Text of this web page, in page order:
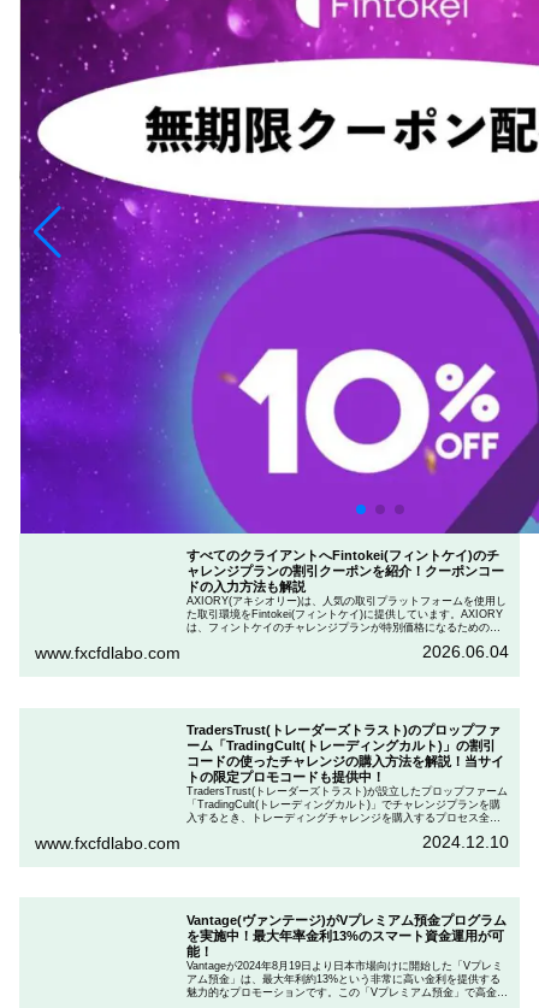
詳細はこちら
すべてのクライアントへFintokei(フィントケイ)のチ
ャレンジプランの割引クーポンを紹介！クーポンコー
ドの入力方法も解説
AXIORY(アキシオリー)は、人気の取引プラットフォームを使用し
た取引環境をFintokei(フィントケイ)に提供しています。AXIORY
は、フィントケイのチャレンジプランが特別価格になるためのク
ランを申し込むときのクーポンコードを入力して割引にする方法
www.fxcfdlabo.com 2026.06.04
TradersTrust(トレーダーズトラスト)のプロップファ
ーム「TradingCult(トレーディングカルト)」の割引
コードの使ったチャレンジの購入方法を解説！当サイ
トの限定プロモコードも提供中！
TradersTrust(トレーダーズトラスト)が設立したプロップファーム
「TradingCult(トレーディングカルト)」でチャレンジプランを購
入するとき、トレーディングチャレンジを購入するプロセス全体
ます。さらに、TradingCultがほぼ定期的に実施している割引コー
www.fxcfdlabo.com 2024.12.10
Vantage(ヴァンテージ)がVプレミアム預金プログラム
を実施中！最大年率金利13%のスマート資金運用が可
能！
Vantageが2024年8月19日より日本市場向けに開始した「Vプレミ
アム預金」は、最大年利約13%という非常に高い金利を提供する
魅力的なプロモーションです。この「Vプレミアム預金」で高金利